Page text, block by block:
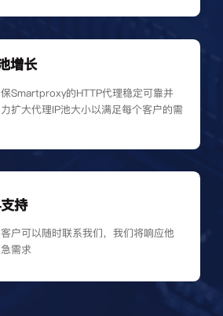
增长
Smartproxy的HTTP代理稳定可靠并
扩大代理IP池大小以满足每个客户的需
持
户可以随时联系我们，我们将响应他
需求